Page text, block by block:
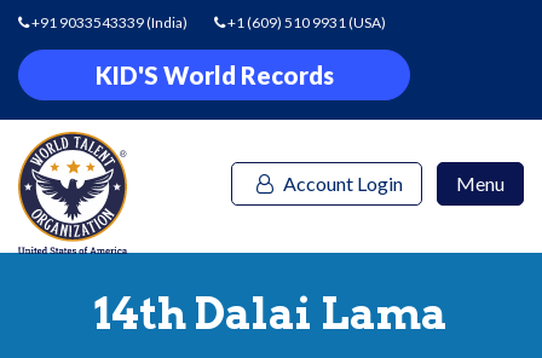
+91 9033543339(India) +1 (609) 510 9931(USA)
KID'S World Records
Account Login Menu
14th Dalai Lama